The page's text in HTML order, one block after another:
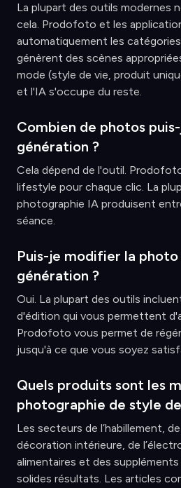
La plupart des outils modernes
cela. Prodofoto et les
automatiquement les
génèrent des scènes
mode (style de vie, produit
et l'IA s'occupe du reste.
Combien de photos
génération ?
Cela dépend de l'outil.
lifestyle pour chaque clic. La
photographie IA produisent
séance.
Puis-je modifier la photo
génération ?
Oui. La plupart des outils
d'édition qui vous permettent
Prodofoto vous permet de
jusqu'à ce que vous soyez
Quels produits sont les
photographie de style
Les secteurs de l’habillement,
décoration intérieure, de
alimentaires et des
solides résultats. Les articles